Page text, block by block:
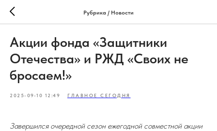
Рубрика / Новости
Акции фонда «Защитники
Отечества» и РЖД «Своих не
бросаем!»
2025-09-10 12:49 ГЛАВНОЕ СЕГОДНЯ
Завершился очередной сезон ежегодной совместной акции